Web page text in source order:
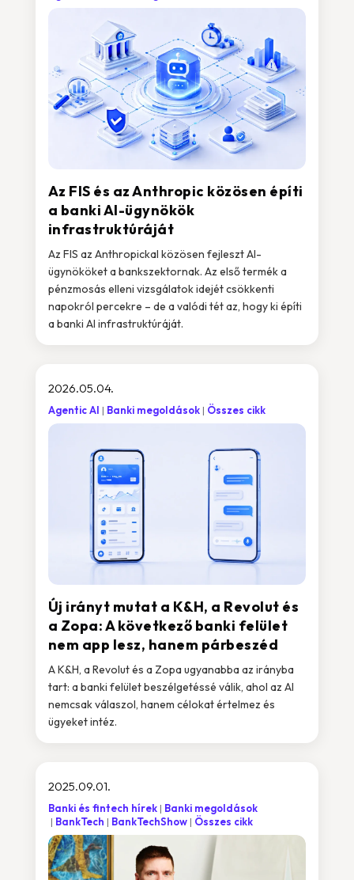
Az FIS és az Anthropic közösen építi
a banki AI-ügynökök
infrastruktúráját
Az FIS az Anthropickal közösen fejleszt AI-
ügynököket a bankszektornak. Az első termék a
pénzmosás elleni vizsgálatok idejét csökkenti
napokról percekre – de a valódi tét az, hogy ki építi
a banki AI infrastruktúráját.
Új irányt mutat a K&H, a Revolut és
a Zopa: A következő banki felület
nem app lesz, hanem párbeszéd
2026.05.04.
Agentic AI Banki megoldások Összes cikk
A K&H, a Revolut és a Zopa ugyanabba az irányba
tart: a banki felület beszélgetéssé válik, ahol az AI
nemcsak válaszol, hanem célokat értelmez és
ügyeket intéz.
2025.09.01.
Banki és fintech hírek
Banki megoldások
BankTech
BankTechShow Összes cikk